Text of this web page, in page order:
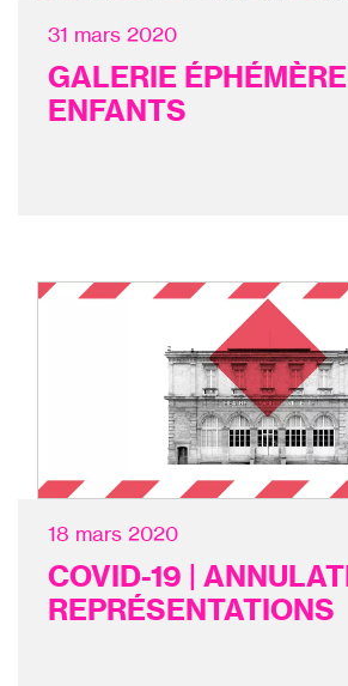
31 mars 2020
GALERIE
ENFANTS
18 mars 2020
COVID-19 |
REPRÉSENTATIONS